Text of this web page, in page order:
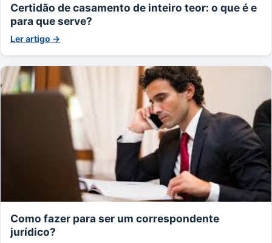
Certidão de casamento de inteiro teor: o que é e
para que serve?
Ler artigo →
Como fazer para ser um correspondente
jurídico?